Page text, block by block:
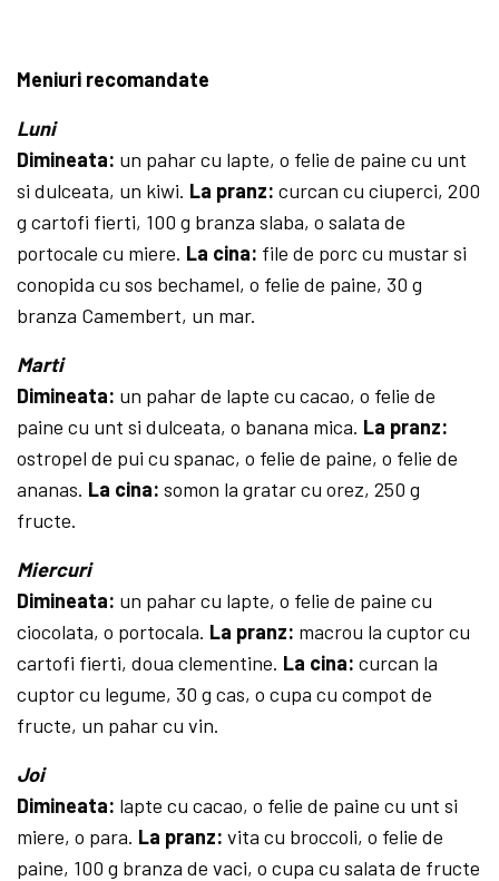
Meniuri recomandate
Luni
Dimineata: un pahar cu lapte, o felie de paine cu unt
si dulceata, un kiwi. La pranz:curcan cu ciuperci, 200
g cartofi fierti, 100 g branza slaba, o salata de
portocale cu miere. La cina: file de porc cu mustar si
conopida cu sos bechamel, o felie de paine, 30 g
branza Camembert, un mar.
Marti
Dimineata: un pahar de lapte cu cacao, o felie de
paine cu unt si dulceata, o banana mica. La pranz:
ostropel de pui cu spanac, o felie de paine, o felie de
ananas. La cina: somon la gratar cu orez, 250 g
fructe.
Miercuri
Dimineata: un pa­har cu lapte, o felie de paine cu
ciocolata, o portocala. La pranz: macrou la cuptor cu
cartofi fierti, doua clementine. La cina:curcan la
cuptor cu legu­me, 30 g cas, o cupa cu compot de
fructe, un pahar cu vin.
Joi
Dimineata: lapte cu cacao, o felie de paine cu unt si
miere, o para. La pranz: vita cu broccoli, o felie de
paine, 100 g branza de vaci, o cupa cu salata de fructe